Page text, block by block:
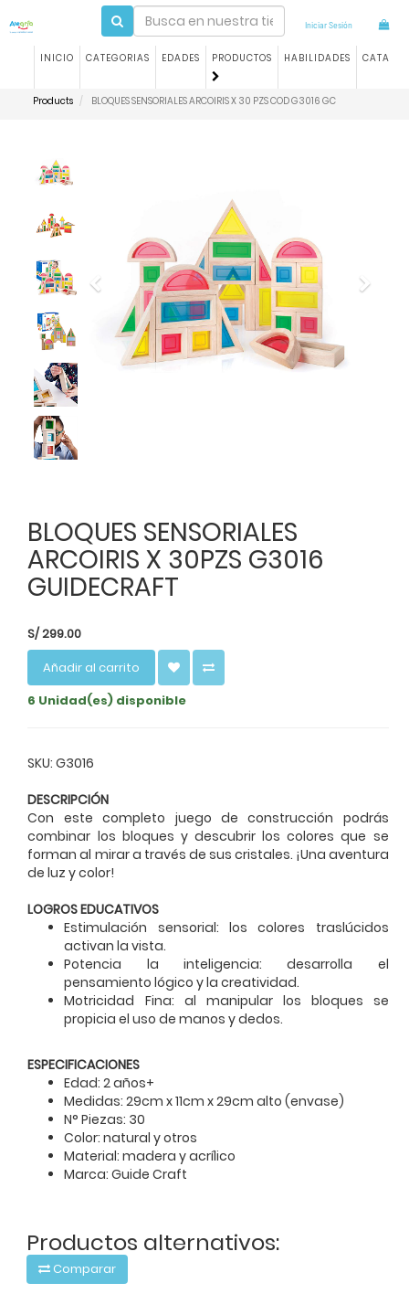
Iniciar Sesión
INICIO CATEGORIAS EDADES PRODUCTOS HABILIDADES
Products BLOQUES SENSORIALES ARCOIRIS X 30 PZS COD G3016 GC
Previous
BLOQUES SENSORIALES
ARCOIRIS X 30PZS G3016
GUIDECRAFT
S/299.00
Añadir al carrito
6 Unidad(es) disponible
SKU: G3016
DESCRIPCIÓN
Con este completo juego de construcción podrás
combinar los bloques y descubrir los colores que se
forman al mirar a través de sus cristales. ¡Una aventura
de luz y color!
LOGROS EDUCATIVOS
Estimulación sensorial: los colores traslúcidos
activan la vista.
Potencia la inteligencia: desarrolla el
pensamiento lógico y la creatividad.
Motricidad Fina: al manipular los bloques se
propicia el uso de manos y dedos.
ESPECIFICACIONES
Edad: 2 años+
Medidas: 29cm x 11cm x 29cm alto (envase)
N° Piezas: 30
Color: natural y otros
Material: madera y acrílico
Marca: Guide Craft
Productos alternativos:
Comparar